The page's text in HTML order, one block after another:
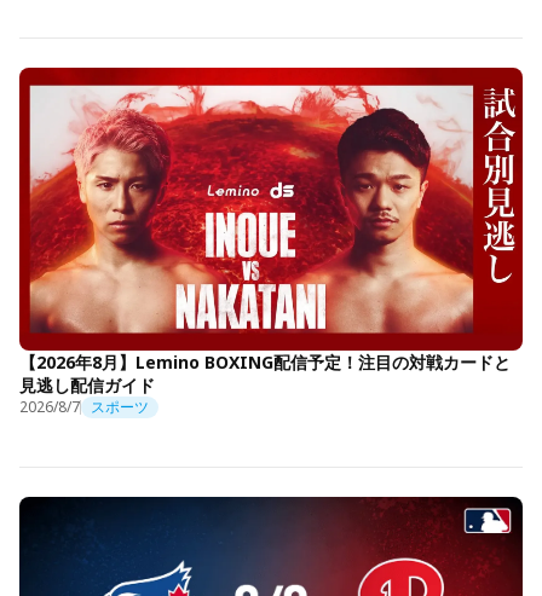
【2026年8月】Lemino BOXING配信予定！注目の対戦カードと
見逃し配信ガイド
2026/8/7 スポーツ